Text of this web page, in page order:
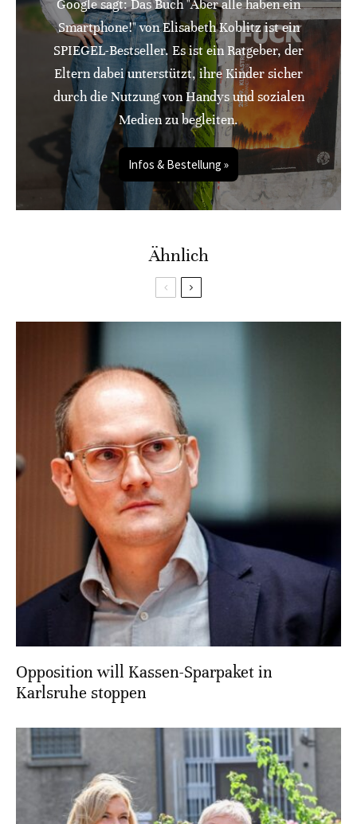
Google sagt: Das Buch "Aber alle haben ein
Smartphone!" von Elisabeth Koblitz ist ein
SPIEGEL-Bestseller. Es ist ein Ratgeber, der
Eltern dabei unterstützt, ihre Kinder sicher
durch die Nutzung von Handys und sozialen
Medien zu begleiten.
Infos & Bestellung »
Ähnlich
Opposition will Kassen-Sparpaket in
Karlsruhe stoppen